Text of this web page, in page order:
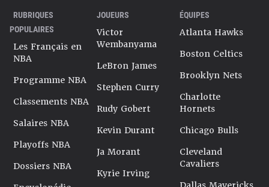
RUBRIQUES
POPULAIRES
Les Français en
NBA
Programme NBA
Classements NBA
Salaires NBA
Playoffs NBA
Dossiers NBA
JOUEURS
Victor
Wembanyama
LeBron James
Stephen Curry
Rudy Gobert
Kevin Durant
Ja Morant
Kyrie Irving
ÉQUIPES
Atlanta Hawks
Boston Celtics
Brooklyn Nets
Charlotte
Hornets
Chicago Bulls
Cleveland
Cavaliers